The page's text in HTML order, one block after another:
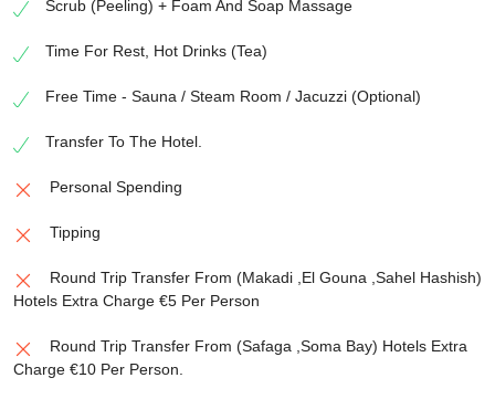
Scrub (Peeling) + Foam And Soap Massage
Time For Rest, Hot Drinks (Tea)
Free Time - Sauna / Steam Room / Jacuzzi (Optional)
Transfer To The Hotel.
Personal Spending
Tipping
Round Trip Transfer From (Makadi ,El Gouna ,Sahel Hashish)
Hotels Extra Charge €5 Per Person
Round Trip Transfer From (Safaga ,Soma Bay) Hotels Extra
Charge €10 Per Person.